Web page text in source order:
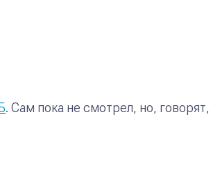
. Сам пока не смотрел, но, говорят,